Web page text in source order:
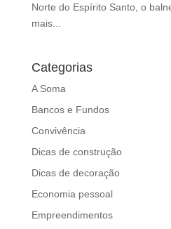
t
b
n
k
Norte do Espírito Santo, o
mais...
Categorias
A Soma
Bancos e Fundos
Convivência
Dicas de construção
Dicas de decoração
Economia pessoal
Empreendimentos